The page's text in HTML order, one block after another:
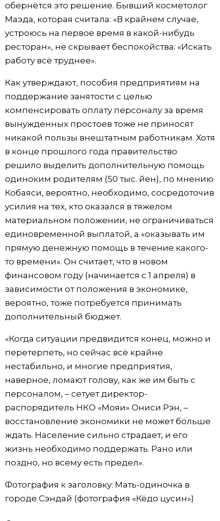
обернётся это решение. Бывший косметолог
Маэда, которая считала: «В крайнем случае,
устроюсь на первое время в какой-нибудь
ресторан», не скрывает беспокойства: «Искать
работу всё труднее».
Как утверждают, пособия предприятиям на
поддержание занятости с целью
компенсировать оплату персоналу за время
вынужденных простоев тоже не приносят
никакой пользы внештатным работникам. Хотя
в конце прошлого года правительство
решило выделить дополнительную помощь
одиноким родителям (50 тыс. йен), по мнению
Кобаяси, вероятно, необходимо, сосредоточив
усилия на тех, кто оказался в тяжелом
материальном положении, не ограничиваться
единовременной выплатой, а «оказывать им
прямую денежную помощь в течение какого-
то времени». Он считает, что в новом
финансовом году (начинается с 1 апреля) в
зависимости от положения в экономике,
вероятно, тоже потребуется принимать
дополнительный бюджет.
«Когда ситуации предвидится конец, можно и
перетерпеть, но сейчас всё крайне
нестабильно, и многие предприятия,
наверное, ломают голову, как же им быть с
персоналом, – сетует директор-
распорядитель НКО «Мояи» Ониси Рэн, –
восстановление экономики не может больше
ждать. Население сильно страдает, и его
жизнь необходимо поддержать. Рано или
поздно, но всему есть предел».
Фотография к заголовку: Мать-одиночка в
городе Сэндай (фотография «Кёдо цусин»)